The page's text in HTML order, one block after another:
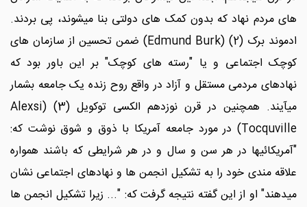
های مردم نهاد که بدون کمک های دولتی بنا میشوند، پی بردند.
ادموند برک (2) (Edmund Burk) ضمن تحسین از سازمان های
کوچک اجتماعی و یا "رسته های کوچک" بر این باور بود که
نهادهای مردمی مستقل و آزاد در واقع روح زنده یک جامعه بشمار
میآیند. همچنین در قرن نوزدهم الکسی توکویل (3) (Alexsi
Tocquville) در مورد جامعه آمریکا با ذوق و شوق نوشت که:
"آمریکائیها در هر سن و سال و در هر شرایطی که باشند همواره
علاقه مندی خود را به تشکیل انجمن ها و نهادهای اجتماعی نشان
میدهند" او از این گفته نتیجه گرفت که: "... زیرا تشکیل انجمن ها